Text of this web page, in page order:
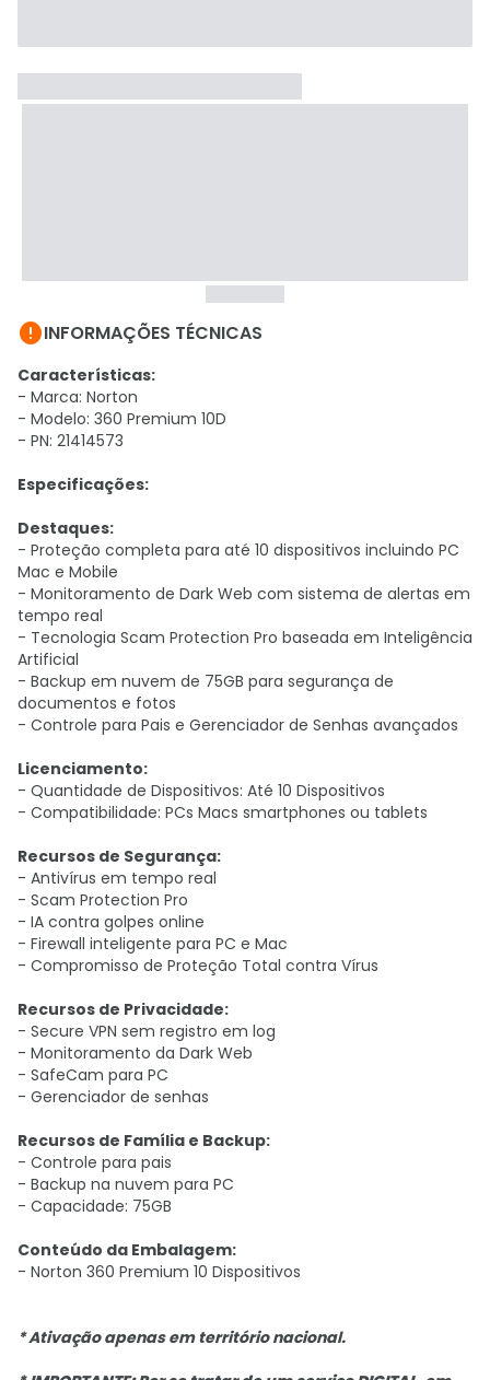
INFORMAÇÕES TÉCNICAS
Características:
- Marca: Norton
- Modelo: 360 Premium 10D
- PN: 21414573
Especificações:
Destaques:
- Proteção completa para até 10 dispositivos incluindo PC
Mac e Mobile
- Monitoramento de Dark Web com sistema de alertas em
tempo real
- Tecnologia Scam Protection Pro baseada em Inteligência
Artificial
- Backup em nuvem de 75GB para segurança de
documentos e fotos
- Controle para Pais e Gerenciador de Senhas avançados
Licenciamento:
- Quantidade de Dispositivos: Até 10 Dispositivos
- Compatibilidade: PCs Macs smartphones ou tablets
Recursos de Segurança:
- Antivírus em tempo real
- Scam Protection Pro
- IA contra golpes online
- Firewall inteligente para PC e Mac
- Compromisso de Proteção Total contra Vírus
Recursos de Privacidade:
- Secure VPN sem registro em log
- Monitoramento da Dark Web
- SafeCam para PC
- Gerenciador de senhas
Recursos de Família e Backup:
- Controle para pais
- Backup na nuvem para PC
- Capacidade: 75GB
Conteúdo da Embalagem:
- Norton 360 Premium 10 Dispositivos
* Ativação apenas em território nacional.